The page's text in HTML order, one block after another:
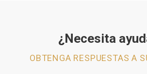
¿Necesita
OBTENGA RESPUESTAS A